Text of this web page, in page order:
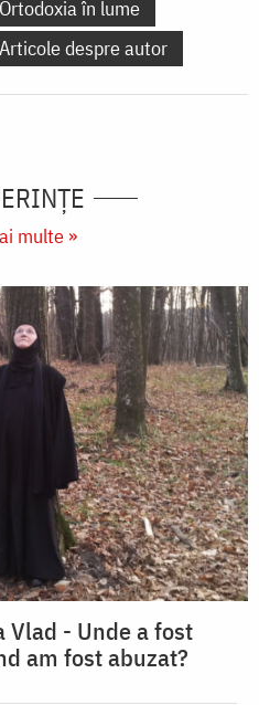
Ortodoxia în lume
Articole despre autor
multe »
Vlad - Unde a fost
am fost abuzat?